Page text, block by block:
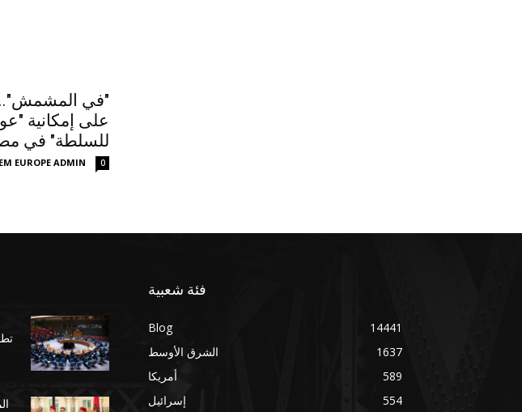
"في
على إمكانية
للسلطة" في
EUROPE ADMIN 0
فئة شعبية
Blog
14441
الشرق الأوسط
1637
أمريكا
589
إسرائيل
554